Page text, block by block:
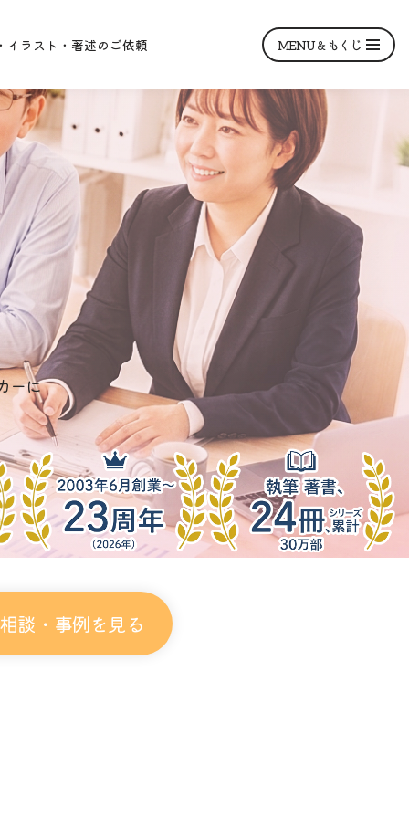
イラスト・著述のご依頼 MENU＆もくじ
ーに
談・事例を見る